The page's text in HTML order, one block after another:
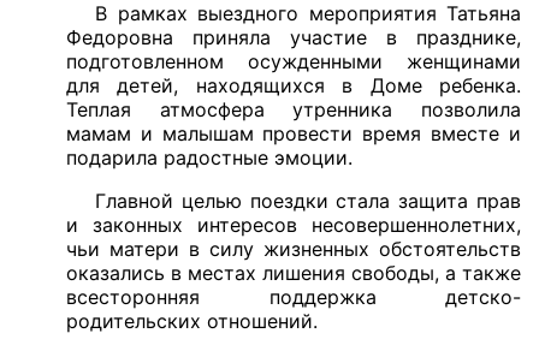
В рамках выездного мероприятия Татьяна
Федоровна приняла участие в празднике,
подготовленном осужденными женщинами
для детей, находящихся в Доме ребенка.
Теплая атмосфера утренника позволила
мамам и малышам провести время вместе и
подарила радостные эмоции.
Главной целью поездки стала защита прав
и законных интересов несовершеннолетних,
чьи матери в силу жизненных обстоятельств
оказались в местах лишения свободы, а также
всесторонняя поддержка детско-
родительских отношений.